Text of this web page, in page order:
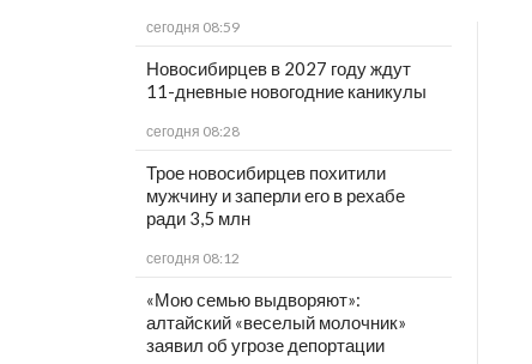
сегодня 08:59
Новосибирцев в 2027 году ждут
11-дневные новогодние каникулы
сегодня 08:28
Трое новосибирцев похитили
мужчину и заперли его в рехабе
ради 3,5 млн
сегодня 08:12
«Мою семью выдворяют»:
алтайский «веселый молочник»
заявил об угрозе депортации